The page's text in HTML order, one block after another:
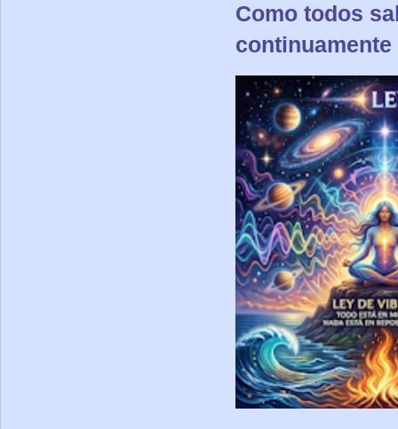
Como todos